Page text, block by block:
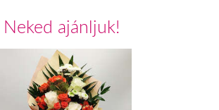
Neked ajánljuk!